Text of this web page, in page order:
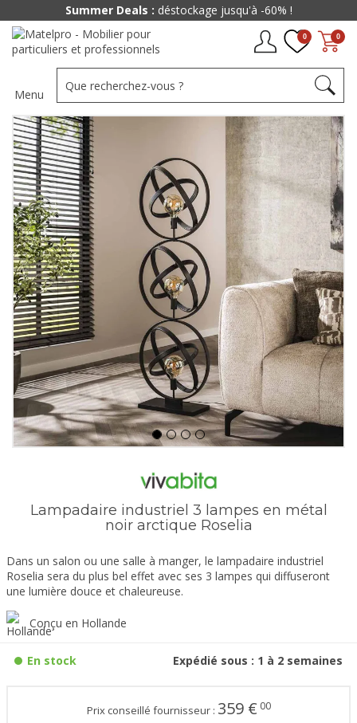
0
0
Menu
Lampadaire industriel 3 lampes en métal
noir arctique Roselia
Dans un salon ou une salle à manger, le lampadaire industriel
Roselia sera du plus bel effet avec ses 3 lampes qui diffuseront
une lumière douce et chaleureuse.
Conçu en Hollande
En stock Expédié sous : 1 à 2 semaines
Prix conseillé fournisseur : 359 € 00
Summer Deals : déstockage jusqu'à -60% !